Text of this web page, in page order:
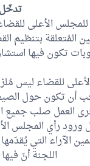
للمجلس الأعلى
المُتعلقة بتنظيم
تكون فيها
للقضاء ليس
أن تكون حول
العمل صلب جميع
ورود رأي المجلس
الآراء التي
اللجنة أنّ